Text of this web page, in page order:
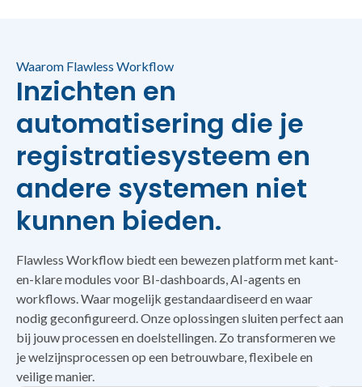
Waarom Flawless Workflow
Inzichten en
automatisering die je
registratiesysteem en
andere systemen niet
kunnen bieden.
Flawless Workflow biedt een bewezen platform met kant-
en-klare modules voor BI-dashboards, AI-agents en
workflows. Waar mogelijk gestandaardiseerd en waar
nodig geconfigureerd. Onze oplossingen sluiten perfect aan
bij jouw processen en doelstellingen. Zo transformeren we
je welzijnsprocessen op een betrouwbare, flexibele en
veilige manier.